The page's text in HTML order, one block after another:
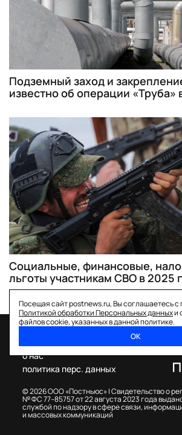
Подземный заход и
известно об операции «Труба»
Социальные, финансовые,
льготы участникам СВО в 2025
Посещая сайт postnews.ru, Вы соглашаетесь с
Политикой обработки Персональных данныхи
файлов cookie, указанных в данной политике.
ОК
© 2026 ООО «Постньюс» |Свидетельство о
№ ФС 77–85757 от 22 августа 2023 года
службой по надзору в сфере связи,
и массовых коммуникаций
о нас
политика перс. данных